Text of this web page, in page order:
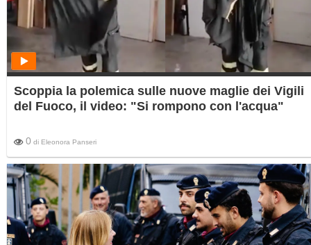
Scoppia la polemica sulle nuove maglie dei Vigili
del Fuoco, il video: "Si rompono con l'acqua"
0 di Eleonora Panseri